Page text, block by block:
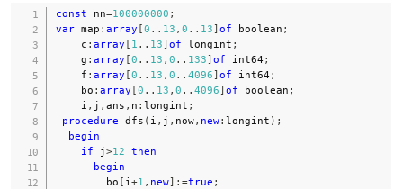
const nn=100000000 ;
var map : array [0 .. 13 , 0 .. 13]of boolean ;
    c
: array [ 1 .. 13]of longint ;
    g
: array [0 .. 13 , 0 .. 133]of int64 ;
    f
: array [0 .. 13 , 0 .. 4096]of int64 ;
    bo
: array [0 .. 13 , 0 .. 4096]of boolean ;
    i
, j , ans , n : longint ;
procedure dfs ( i , j , now, new: longint ) ;
begin
if j>12 then
begin
        bo
[ i +1 , new] :=true ;